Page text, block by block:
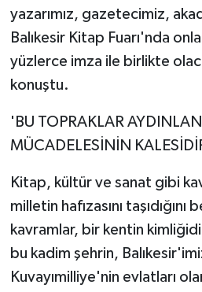
yazarımız, gazetecimiz,
Balıkesir Kitap Fuarı'nda
yüzlerce imza ile birlikte
konuştu.
'BU TOPRAKLAR
MÜCADELESİNİN
Kitap, kültür ve sanat gibi
milletin hafızasını taşıdığını
kavramlar, bir kentin
bu kadim şehrin,
Kuvayımilliye'nin evlatları